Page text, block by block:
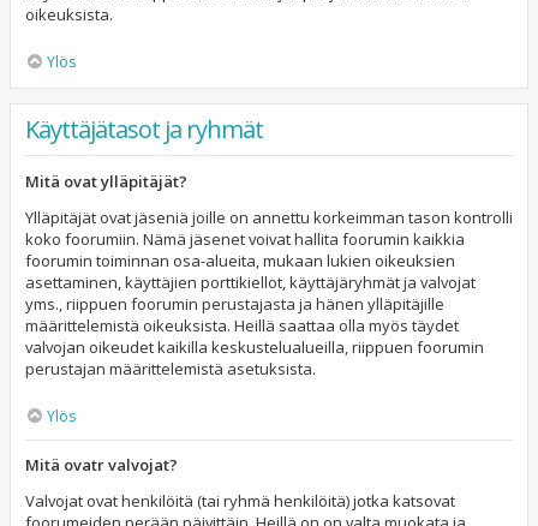
oikeuksista.
Ylös
Käyttäjätasot ja ryhmät
Mitä ovat ylläpitäjät?
Ylläpitäjät ovat jäseniä joille on annettu korkeimman tason kontrolli
koko foorumiin. Nämä jäsenet voivat hallita foorumin kaikkia
foorumin toiminnan osa-alueita, mukaan lukien oikeuksien
asettaminen, käyttäjien porttikiellot, käyttäjäryhmät ja valvojat
yms., riippuen foorumin perustajasta ja hänen ylläpitäjille
määrittelemistä oikeuksista. Heillä saattaa olla myös täydet
valvojan oikeudet kaikilla keskustelualueilla, riippuen foorumin
perustajan määrittelemistä asetuksista.
Ylös
Mitä ovatr valvojat?
Valvojat ovat henkilöitä (tai ryhmä henkilöitä) jotka katsovat